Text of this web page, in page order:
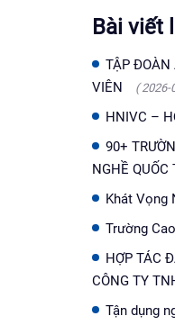
Bài viết
TẬP ĐOÀN
VIÊN
( 2026-
HNIVC –
90+
NGHỀ QUỐC
Khát Vọng
Trường
HỢP TÁC
CÔNG TY
Tận dụng